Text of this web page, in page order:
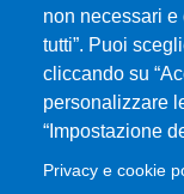
non necessari e
tutti”. Puoi
cliccando su
personalizzare
“Impostazione
Privacy e cookie
Servizi per
Sostieni Unime
Performance -
Amministrazione